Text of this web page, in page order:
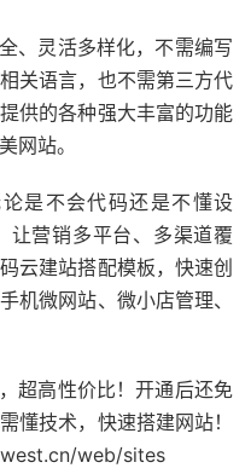
、灵活多样化，不需编写
关语言，也不需第三方代
供的各种强大丰富的功能
网站。
是不会代码还是不懂设
让营销多平台、多渠道覆
云建站搭配模板，快速创
机微网站、微小店管理、
超高性价比！开通后还免
懂技术，快速搭建网站！
web/sites